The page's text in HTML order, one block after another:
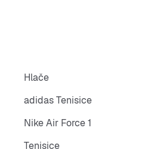
Hlače
adidas Tenisice
Nike Air Force 1
Tenisice